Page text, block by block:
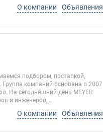
О компании Объявления
подбором, поставкой,
компаний основана в 2007
На сегодняшний день MEYER
и инженеров,...
О компании Объявления